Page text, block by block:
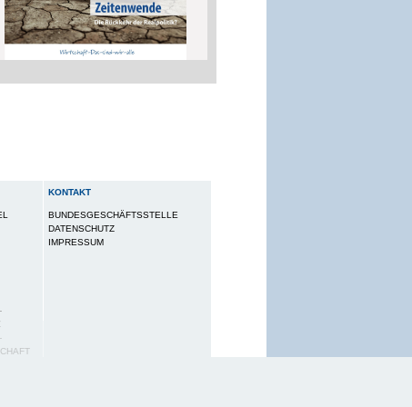
KONTAKT
BUNDESGESCHÄFTSSTELLE
DATENSCHUTZ
IMPRESSUM
zu